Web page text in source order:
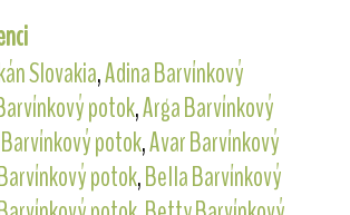
Slovakia,Adina Barvínkový
potok,Arga Barvínkový
potok,Avar Barvínkový
potok,Bella Barvínkový